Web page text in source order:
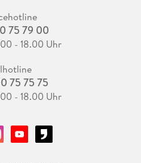
75 79 00
- 18.00 Uhr
75 75 75
- 18.00 Uhr